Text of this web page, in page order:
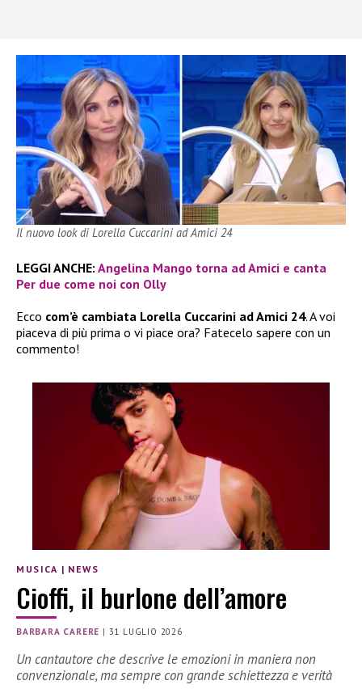
Il nuovo look di Lorella Cuccarini ad Amici 24
LEGGI ANCHE: Angelina Mango torna ad Amici e canta
Per due come noi con Olly
Ecco com’è cambiata Lorella Cuccarini ad Amici 24. A voi
piaceva di più prima o vi piace ora? Fatecelo sapere con un
commento!
MUSICA | NEWS
Cioffi, il burlone dell’amore
BARBARA CARERE | 31 LUGLIO 2026
Un cantautore che descrive le emozioni in maniera non
convenzionale, ma sempre con grande schiettezza e verità